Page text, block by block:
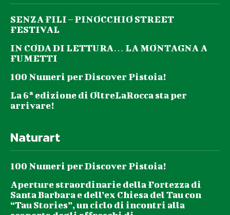
SENZA FILI – PINOCCHIO STREET
FESTIVAL
IN CODA DI LETTURA… LA MONTAGNA A
FUMETTI
100 Numeri per Discover Pistoia!
La 6ª edizione di OltreLaRocca sta per
arrivare!
Naturart
100 Numeri per Discover Pistoia!
Aperture straordinarie della Fortezza di
Santa Barbara e dell’ex Chiesa del Tau con
“Tau Stories”, un ciclo di incontri alla